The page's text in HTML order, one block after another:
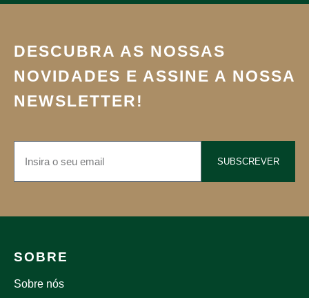
DESCUBRA AS NOSSAS
NOVIDADES E ASSINE A NOSSA
NEWSLETTER!
SUBSCREVER
SOBRE
Sobre nós